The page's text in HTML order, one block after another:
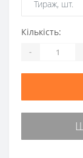
Кількість:
-